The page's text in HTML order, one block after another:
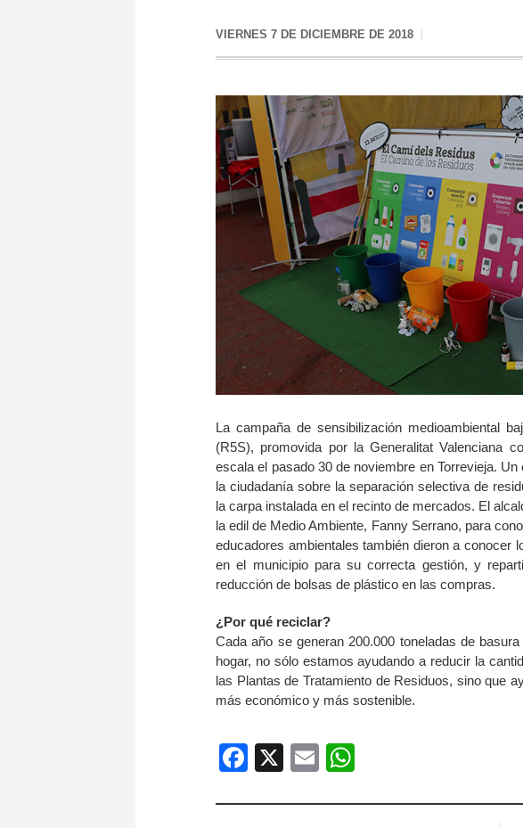
VIERNES 7 DE DICIEMBRE DE 2018
La campaña de sensibilización medioambiental
(R5S), promovida por la Generalitat Valenciana
escala el pasado 30 de noviembre en Torrevieja.
la ciudadanía sobre la separación selectiva de
la carpa instalada en el recinto de mercados. El
la edil de Medio Ambiente, Fanny Serrano, para
educadores ambientales también dieron a conocer
en el municipio para su correcta gestión, y
reducción de bolsas de plástico en las compras.
¿Por qué reciclar?
Cada año se generan 200.000 toneladas de
hogar, no sólo estamos ayudando a reducir la
las Plantas de Tratamiento de Residuos, sino que
más económico y más sostenible.
Facebook
X Email